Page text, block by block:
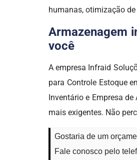
humanas, otimização
Armazenagem
você
A empresa Infraid
para Controle Estoque
Inventário e Empresa
mais exigentes. Não
Gostaria de um
Fale conosco pelo